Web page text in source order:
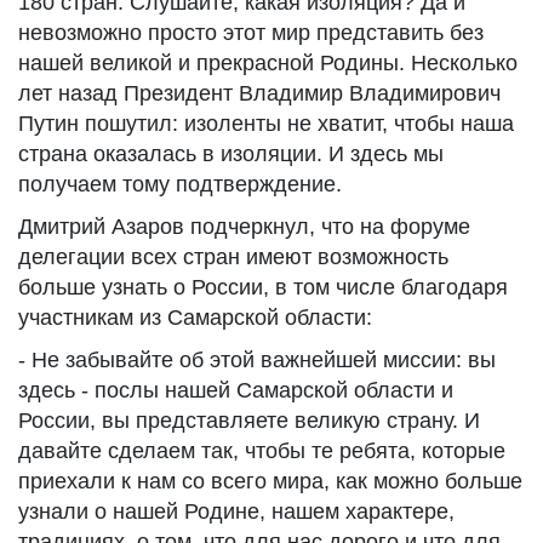
невозможно просто этот мир представить без
нашей великой и прекрасной Родины. Несколько
лет назад Президент Владимир Владимирович
Путин пошутил: изоленты не хватит, чтобы наша
страна оказалась в изоляции. И здесь мы
получаем тому подтверждение.
Дмитрий Азаров подчеркнул, что на форуме
делегации всех стран имеют возможность
больше узнать о России, в том числе благодаря
участникам из Самарской области:
- Не забывайте об этой важнейшей миссии: вы
здесь - послы нашей Самарской области и
России, вы представляете великую страну. И
давайте сделаем так, чтобы те ребята, которые
приехали к нам со всего мира, как можно больше
узнали о нашей Родине, нашем характере,